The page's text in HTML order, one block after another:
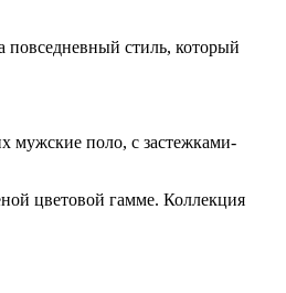
повседневный стиль, который
мужские поло, с застежками-
цветовой гамме. Коллекция